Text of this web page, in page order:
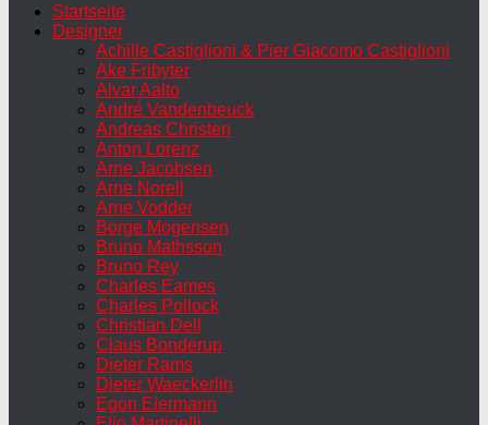
Startseite
Designer
Achille Castiglioni & Pier Giacomo Castiglioni
Ake Fribyter
Alvar Aalto
André Vandenbeuck
Andreas Christen
Anton Lorenz
Arne Jacobsen
Arne Norell
Arne Vodder
Borge Mogensen
Bruno Mathsson
Bruno Rey
Charles Eames
Charles Pollock
Christian Dell
Claus Bonderup
Dieter Rams
Dieter Waeckerlin
Egon Eiermann